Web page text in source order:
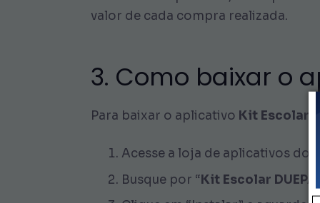
valor de cada compra realizada.
3. Como baixar o
Para baixar o aplicativo Kit Escolar
Acesse a loja de aplicativos do
Busque por “Kit Escolar DUEPAY